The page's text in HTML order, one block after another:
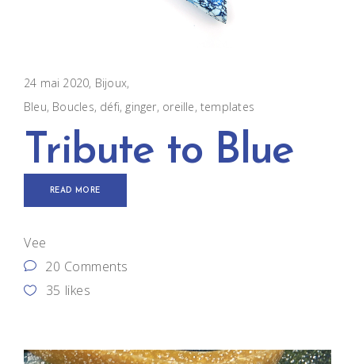
24 mai 2020 Bijoux
Bleu, Boucles, défi, ginger, oreille,templates
Tribute to Blue
READ MORE
Vee
20 Comments
35 likes